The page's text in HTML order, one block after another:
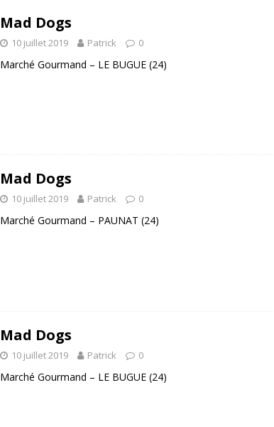
Mad Dogs
10 juillet 2019 Patrick 0
Marché Gourmand – LE BUGUE (24)
Mad Dogs
10 juillet 2019 Patrick 0
Marché Gourmand – PAUNAT (24)
Mad Dogs
10 juillet 2019 Patrick 0
Marché Gourmand – LE BUGUE (24)